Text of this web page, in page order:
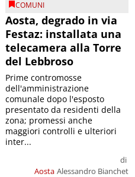
COMUNI
Aosta, degrado in via
Festaz: installata una
telecamera alla Torre
del Lebbroso
Aosta
di
Alessandro Bianchet
Prime contromosse
dell'amministrazione
comunale dopo l'esposto
presentato da residenti della
zona; promessi anche
maggiori controlli e ulteriori
inter...